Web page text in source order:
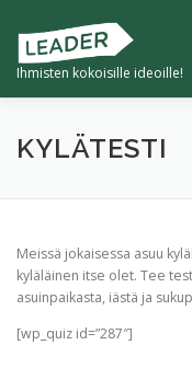
sisältöön
Ihmisten kokoisille ideoille!
ETUSIVU
KYLILLE -HANKKEET
KYLÄTESTI
Meissä jokaisessa asuu
kyläläinen itse olet. Tee
asuinpaikasta, iästä ja
[wp_quiz id=”287″]